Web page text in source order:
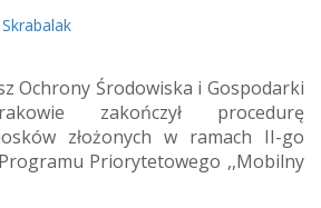
Ochrony Środowiska i Gospodarki
zakończył procedurę
złożonych w ramach II-go
Priorytetowego ,,Mobilny